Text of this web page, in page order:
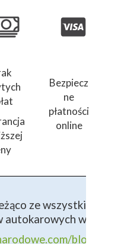
Bezpiecz
ne
płatności
online
ze wszystkimi
autokarowych wejdź na